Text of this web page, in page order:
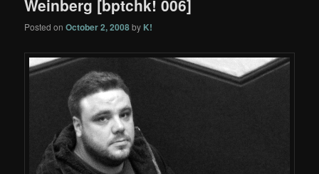
Weinberg [bptchk! 006]
Posted onOctober 2, 2008by K!